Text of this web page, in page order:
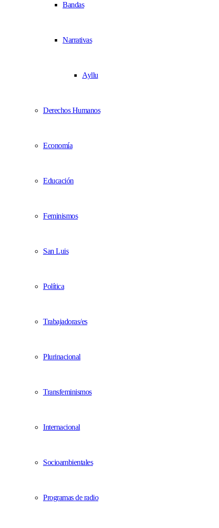
Bandas
Narrativas
Ayllu
Derechos Humanos
Economía
Educación
Feminismos
San Luis
Política
Trabajadoras/es
Plurinacional
Transfeminismos
Internacional
Socioambientales
Programas de radio